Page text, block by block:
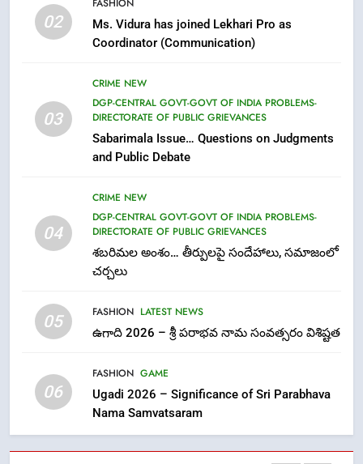
02
FASHION
Ms. Vidura has joined Lekhari Pro as
Coordinator (Communication)
03
CRIME NEW
DGP-CENTRAL GOVT-GOVT OF INDIA PROBLEMS-
DIRECTORATE OF PUBLIC GRIEVANCES
Sabarimala Issue… Questions on Judgments
and Public Debate
04
CRIME NEW
DGP-CENTRAL GOVT-GOVT OF INDIA PROBLEMS-
DIRECTORATE OF PUBLIC GRIEVANCES
శబరిమల అంశం… తీర్పులపై సందేహాలు, సమాజంలో
చర్చలు
05 FASHION LATEST NEWS
ఉగాది 2026 – శ్రీ పరాభవ నామ సంవత్సరం విశిష్టత
06
FASHION GAME
Ugadi 2026 – Significance of Sri Parabhava
Nama Samvatsaram
FASHION LATEST NEWS
Ugadi 2026 – Significance of Sri
Parabhava Nama Samvatsaram
FASHION GAME
CRIME NEW NEWS
Laddu: A Sacred Trust Betrayed
NEWS TOP STORES
1
లేఖరి ప్రో సంస్థలో చేరిన విదుర
FASHION